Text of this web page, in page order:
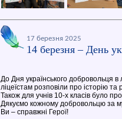
17 березня 2025
14 березня – День
До Дня українського добровольця в
ліцеїстам розповіли про історію та
Також для учнів 10-х класів було
Дякуємо кожному добровольцю за
Ви – справжні Герої!